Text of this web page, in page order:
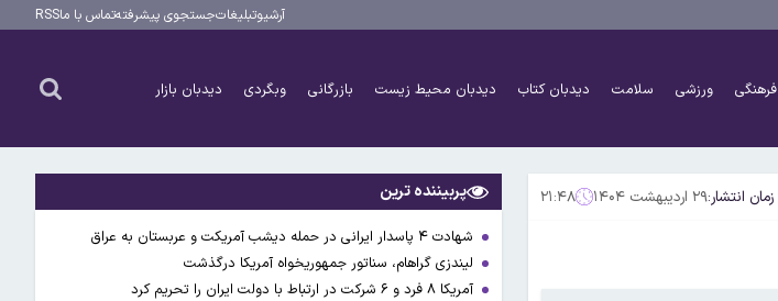
آرشیوتبلیغاتجستجوی پیشرفتهتماس با ماRSS
فرهنگی ورزشی سلامت دیدبان کتاب دیدبان محیط زیست بازرگانی وبگردی دیدبان بازار
زمان انتشار:۲۹ اردیبهشت ۱۴۰۴ ۲۱:۴۸ پربیننده ترین
شهادت ۴ پاسدار ایرانی در حمله دیشب آمریکت و عربستان به عراق
لیندزی گراهام، سناتور جمهوریخواه آمریکا درگذشت
آمریکا ۸ فرد و ۶ شرکت در ارتباط با دولت ایران را تحریم کرد